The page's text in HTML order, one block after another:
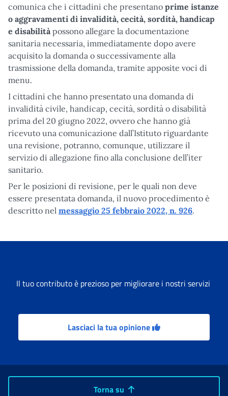
comunica che i cittadini che presentano prime istanze
o aggravamenti di invalidità, cecità, sordità, handicap
e disabilità possono allegare la documentazione
sanitaria necessaria, immediatamente dopo avere
acquisito la domanda o successivamente alla
trasmissione della domanda, tramite apposite voci di
menu.
I cittadini che hanno presentato una domanda di
invalidità civile, handicap, cecità, sordità o disabilità
prima del 20 giugno 2022, ovvero che hanno già
ricevuto una comunicazione dall’Istituto riguardante
una revisione, potranno, comunque, utilizzare il
servizio di allegazione fino alla conclusione dell’iter
sanitario.
Per le posizioni di revisione, per le quali non deve
essere presentata domanda, il nuovo procedimento è
descritto nel messaggio 25 febbraio 2022, n. 926.
Il tuo contributo è prezioso per migliorare i nostri servizi
Lasciaci la tua opinione
Torna su